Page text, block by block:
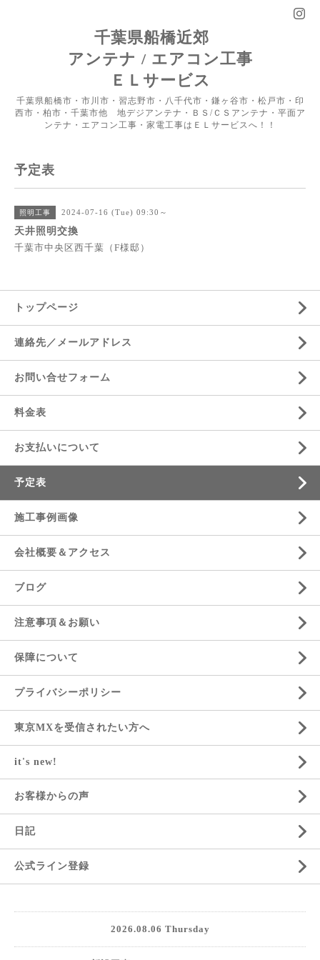
千葉県船橋近郊
アンテナ / エアコン工事
ＥＬサービス
千葉県船橋市・市川市・習志野市・八千代市・鎌ヶ谷市・松戸市・印
西市・柏市・千葉市他 地デジアンテナ・ＢＳ/ＣＳアンテナ・平面ア
ンテナ・エアコン工事・家電工事はＥＬサービスへ！！
予定表
照明工事 2024-07-16 (Tue) 09:30～
天井照明交換
千葉市中央区西千葉（F様邸）
トップページ
連絡先／メールアドレス
お問い合せフォーム
料金表
お支払いについて
予定表
施工事例画像
会社概要＆アクセス
ブログ
注意事項＆お願い
保障について
プライバシーポリシー
東京MXを受信されたい方へ
it's new!
お客様からの声
日記
公式ライン登録
2026.08.06 Thursday